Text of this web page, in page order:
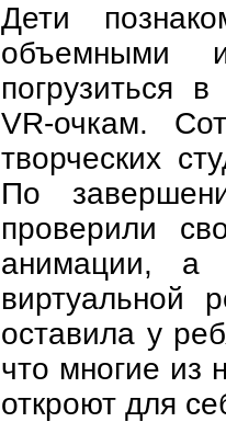
Дети
объемными
погрузиться
VR-очкам.
творческих
По
проверили
анимации, а
виртуальной
оставила у
что многие из
откроют для